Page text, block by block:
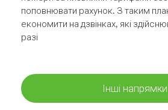
поповнювати рахунок. З таким
економити на дзвінках, які
разі
Інші напрямки